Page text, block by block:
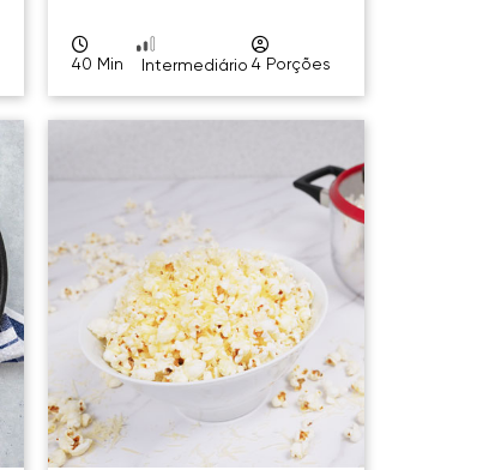
40 Min Intermediário 4 Porções